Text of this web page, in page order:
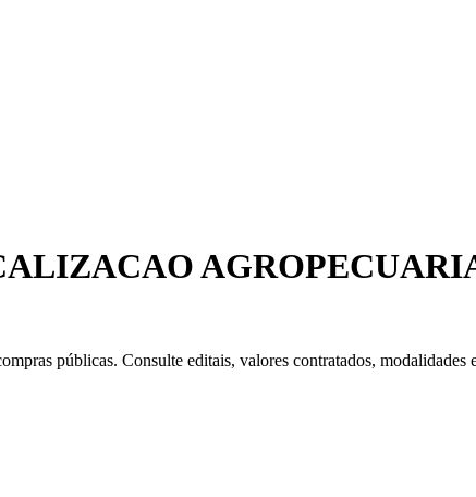
públicas. Consulte editais, valores contratados, modalidades